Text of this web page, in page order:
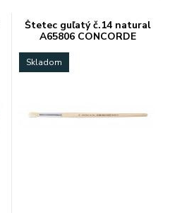
Štetec guľatý č.14 natural
A65806 CONCORDE
Skladom